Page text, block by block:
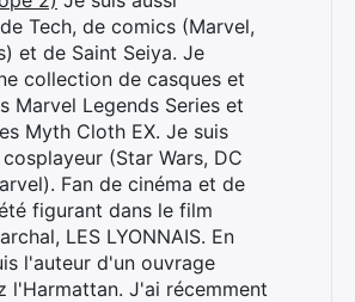
Tech, de comics (Marvel,
et de Saint Seiya. Je
collection de casques et
Marvel Legends Series et
Myth Cloth EX. Je suis
(Star Wars, DC
Fan de cinéma et de
figurant dans le film
LES LYONNAIS. En
l'auteur d'un ouvrage
l'Harmattan. J'ai récemment